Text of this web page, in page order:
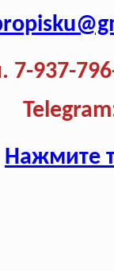
7-937-
Нажмите